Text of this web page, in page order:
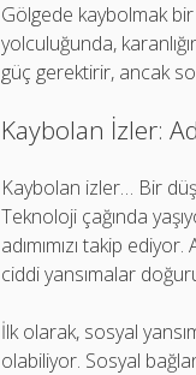
Gölgede kaybolmak
yolculuğunda,
güç gerektirir, ancak
Kaybolan İzler:
Kaybolan izler… Bir
Teknoloji çağında
adımımızı takip
ciddi yansımalar
İlk olarak, sosyal
olabiliyor. Sosyal